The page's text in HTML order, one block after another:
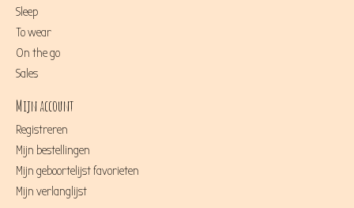
Sleep
To wear
On the go
Sales
Mijn account
Registreren
Mijn bestellingen
Mijn geboortelijst favorieten
Mijn verlanglijst